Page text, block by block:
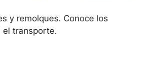
y remolques. Conoce los
el transporte.